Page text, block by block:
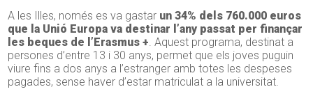
A les Illes, només es va gastar un 34% dels 760.000 euros
que la Unió Europa va destinar l’any passat per finançar
les beques de l’Erasmus +. Aquest programa, destinat a
persones d’entre 13 i 30 anys, permet que els joves puguin
viure fins a dos anys a l’estranger amb totes les despeses
pagades, sense haver d’estar matriculat a la universitat.